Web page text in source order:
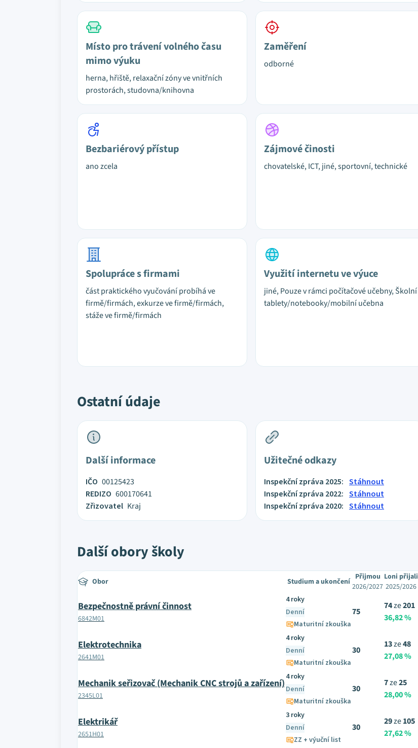
Místo pro trávení volného času
mimo výuku
herna, hřiště, relaxační zóny ve vnitřních
prostorách, studovna/knihovna
Zaměření
odborné
Bezbariérový přístup
ano zcela
Zájmové činosti
chovatelské, ICT, jiné, sportovní, technické
Spolupráce s firmami
část praktického vyučování probíhá ve
firmě/firmách, exkurze ve firmě/firmách,
stáže ve firmě/firmách
Využití internetu ve výuce
jiné, Pouze v rámci počítačové učebny, Školní
tablety/notebooky/mobilní učebna
Ostatní údaje
Další informace
IČO 00125423
REDIZO 600170641
Zřizovatel Kraj
Užitečné odkazy
Inspekční zpráva 2025: Stáhnout
Inspekční zpráva 2022: Stáhnout
Inspekční zpráva 2020: Stáhnout
Další obory školy
Obor Studium a ukončení Přijmou
2026/2027
Loni přijali
2025/2026
Bezpečnostně právní činnost
6842M01
4 roky
Denní
Maturitní zkouška
75
74ze201
36,82 %
Elektrotechnika
2641M01
4 roky
Denní
Maturitní zkouška
30
13ze48
27,08 %
Mechanik seřizovač (Mechanik CNC strojů a zařízení)
2345L01
4 roky
Denní
Maturitní zkouška
30
7ze25
28,00 %
Elektrikář
2651H01
3 roky
Denní
ZZ + výuční list
30
29ze105
27,62 %